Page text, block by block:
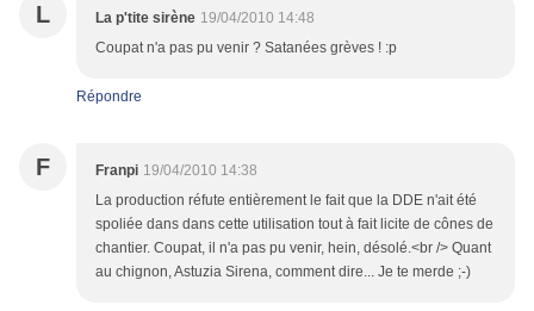
L La p'tite sirène 19/04/2010 14:48
Coupat n'a pas pu venir ? Satanées grèves ! :p
Répondre
F Franpi 19/04/2010 14:38
La production réfute entièrement le fait que la DDE n'ait été
spoliée dans dans cette utilisation tout à fait licite de cônes de
chantier. Coupat, il n'a pas pu venir, hein, désolé.<br /> Quant
au chignon, Astuzia Sirena, comment dire... Je te merde ;-)